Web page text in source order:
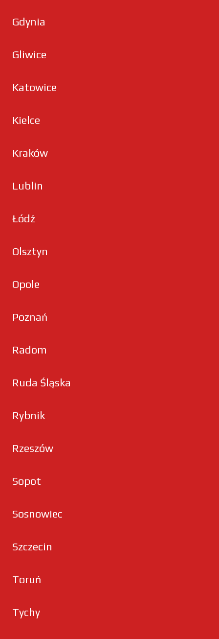
Gdynia
Gliwice
Katowice
Kielce
Kraków
Lublin
Łódź
Olsztyn
Opole
Poznań
Radom
Ruda Śląska
Rybnik
Rzeszów
Sopot
Sosnowiec
Szczecin
Toruń
Tychy